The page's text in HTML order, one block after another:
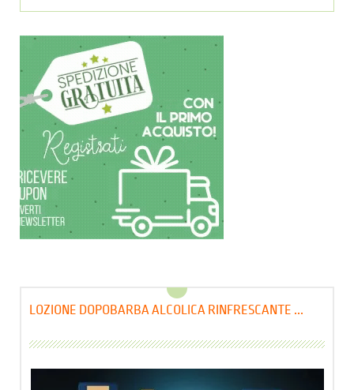
LOZIONE DOPOBARBA ALCOLICA RINFRESCANTE ...